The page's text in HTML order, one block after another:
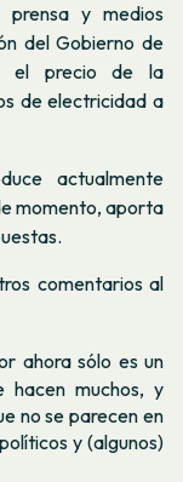
prensa y medios
del Gobierno de
el precio de la
de electricidad a
actualmente
momento, aporta
comentarios al
ahora sólo es un
muchos, y
no se parecen en
y (algunos)